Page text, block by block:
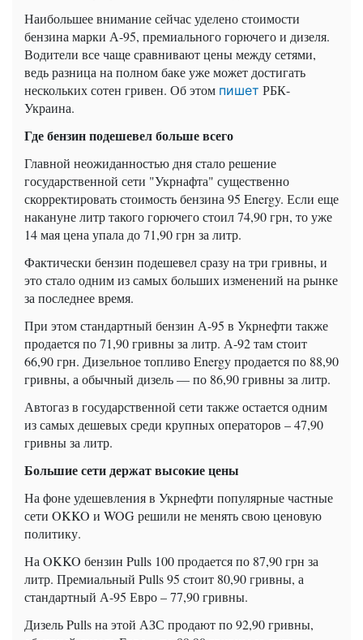
Наибольшее внимание сейчас уделено стоимости
бензина марки А-95, премиального горючего и дизеля.
Водители все чаще сравнивают цены между сетями,
ведь разница на полном баке уже может достигать
нескольких сотен гривен. Об этом пишет РБК-
Украина.
Где бензин подешевел больше всего
Главной неожиданностью дня стало решение
государственной сети "Укрнафта" существенно
скорректировать стоимость бензина 95 Energy. Если еще
накануне литр такого горючего стоил 74,90 грн, то уже
14 мая цена упала до 71,90 грн за литр.
Фактически бензин подешевел сразу на три гривны, и
это стало одним из самых больших изменений на рынке
за последнее время.
При этом стандартный бензин А-95 в Укрнефти также
продается по 71,90 гривны за литр. А-92 там стоит
66,90 грн. Дизельное топливо Energy продается по 88,90
гривны, а обычный дизель — по 86,90 гривны за литр.
Автогаз в государственной сети также остается одним
из самых дешевых среди крупных операторов – 47,90
гривны за литр.
Большие сети держат высокие цены
На фоне удешевления в Укрнефти популярные частные
сети OKKO и WOG решили не менять свою ценовую
политику.
На OKKO бензин Pulls 100 продается по 87,90 грн за
литр. Премиальный Pulls 95 стоит 80,90 гривны, а
стандартный А-95 Евро – 77,90 гривны.
Дизель Pulls на этой АЗС продают по 92,90 гривны,